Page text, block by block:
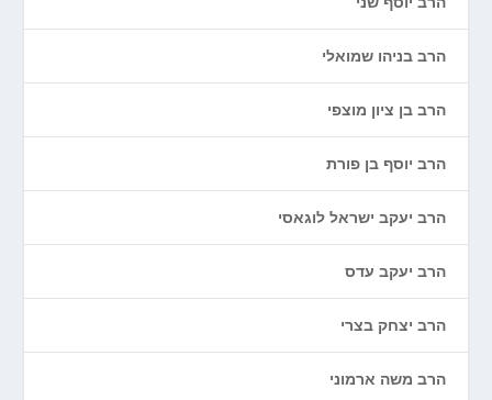
הרב בניהו שמואלי
הרב בן ציון מוצפי
הרב יוסף בן פורת
הרב יעקב ישראל לוגאסי
הרב יעקב עדס
הרב יצחק בצרי
הרב משה ארמוני